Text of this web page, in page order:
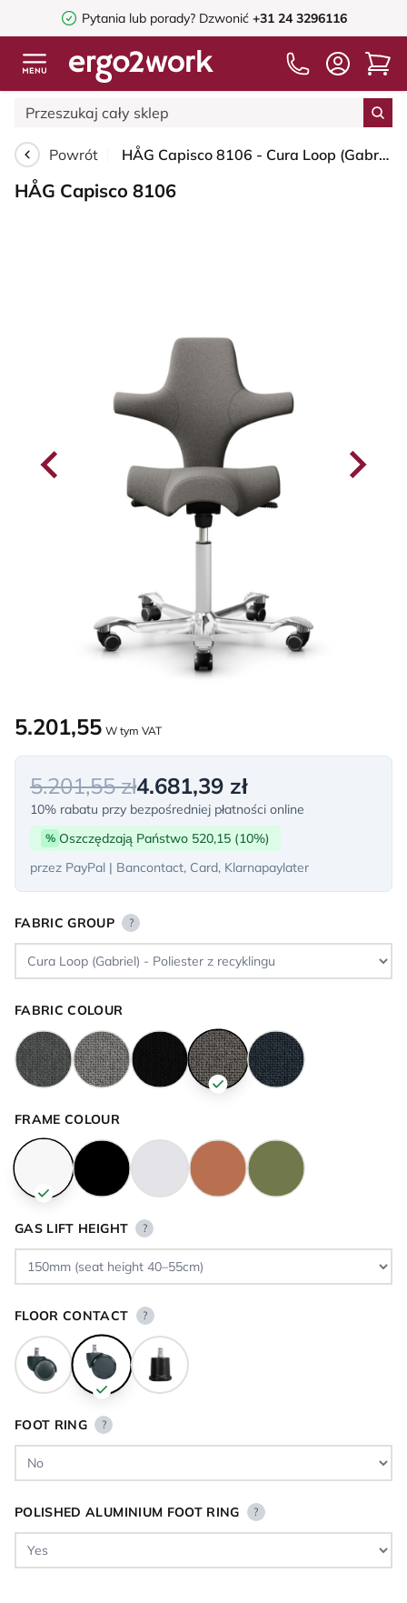
Pytania lub porady? Dzwonić +31 24 3296116
Powrót HÅG Capisco 8106 - Cura Loop (Gabriel) - Poliester z recyklingu - CLP61168 Beige-grey - White - 150mm (seat height 40–55cm) - Hard castors for soft floors
HÅG Capisco 8106
5.201,55 W tym VAT
5.201,55 zł4.681,39 zł
10% rabatu przy bezpośredniej płatności online
% Oszczędzają Państwo 520,15 (10%)
przez PayPal | Bancontact, Card, Klarnapaylater
FABRIC GROUP ?
FABRIC COLOUR
FRAME COLOUR
GAS LIFT HEIGHT ?
FLOOR CONTACT ?
FOOT RING ?
POLISHED ALUMINIUM FOOT RING ?